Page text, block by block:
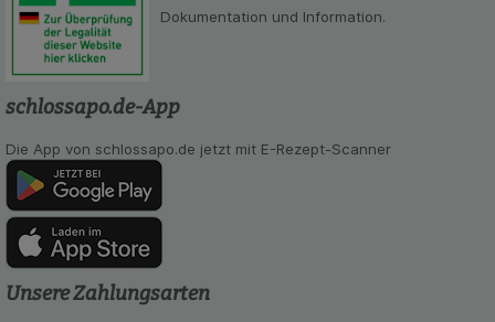
Dokumentation und Information.
schlossapo.de-App
Die App von schlossapo.de jetzt mit E-Rezept-Scanner
Unsere Zahlungsarten